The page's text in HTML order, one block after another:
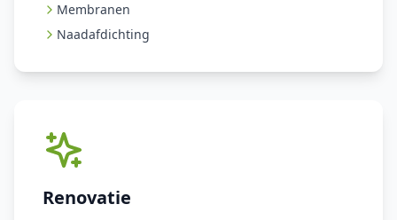
Membranen
Naadafdichting
Renovatie